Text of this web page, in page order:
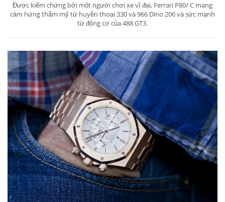
Được kiểm chứng bởi một người chơi xe vĩ đại, Ferrari P80/ C mang
cảm hứng thẩm mỹ từ huyền thoại 330 và 966 Dino 206 và sức mạnh
từ động cơ của 488 GT3.